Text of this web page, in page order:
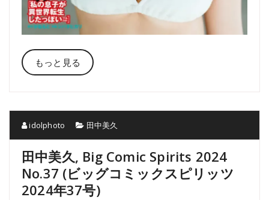
もっと見る
idolphoto 田中美久
田中美久, Big Comic Spirits 2024
No.37 (ビッグコミックスピリッツ
2024年37号)